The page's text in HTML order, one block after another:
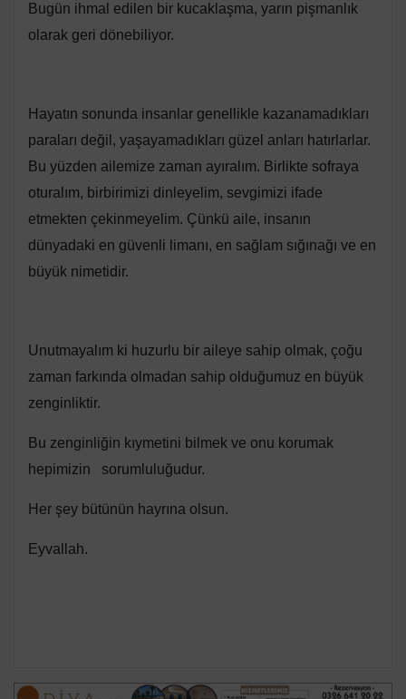
Bugün ihmal edilen bir kucaklaşma, yarın pişmanlık
olarak geri dönebiliyor.
Hayatın sonunda insanlar genellikle kazanamadıkları
paraları değil, yaşayamadıkları güzel anları hatırlarlar.
Bu yüzden ailemize zaman ayıralım. Birlikte sofraya
oturalım, birbirimizi dinleyelim, sevgimizi ifade
etmekten çekinmeyelim. Çünkü aile, insanın
dünyadaki en güvenli limanı, en sağlam sığınağı ve en
büyük nimetidir.
Unutmayalım ki huzurlu bir aileye sahip olmak, çoğu
zaman farkında olmadan sahip olduğumuz en büyük
zenginliktir.
Bu zenginliğin kıymetini bilmek ve onu korumak
hepimizin sorumluluğudur.
Her şey bütünün hayrına olsun.
Eyvallah.